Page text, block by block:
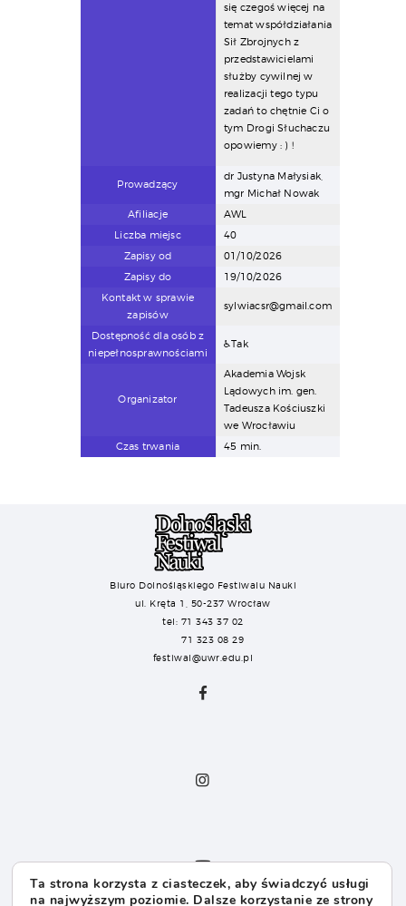
się czegoś więcej na
temat współdziałania
Sił Zbrojnych z
przedstawicielami
służby cywilnej w
realizacji tego typu
zadań to chętnie Ci o
tym Drogi Słuchaczu
opowiemy : ) !
Prowadzący
dr Justyna Małysiak,
mgr Michał Nowak
Afiliacje
AWL
Liczba miejsc
40
Zapisy od
01/10/2026
Zapisy do
19/10/2026
Kontakt w sprawie
zapisów
sylwiacsr@gmail.com
Dostępność dla osób z
niepełnosprawnościami
♿Tak
Organizator
Akademia Wojsk
Lądowych im. gen.
Tadeusza Kościuszki
we Wrocławiu
Czas trwania
45 min.
Biuro Dolnośląskiego Festiwalu Nauki
ul. Kręta 1, 50-237 Wrocław
tel: 71 343 37 02
71 323 08 29
festiwal@uwr.edu.pl
Ta strona korzysta z ciasteczek, aby świadczyć usługi
na najwyższym poziomie. Dalsze korzystanie ze strony